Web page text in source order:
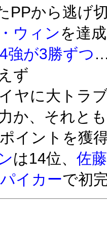
PPから逃げ
ウィンを達成
4強が3勝ずつ
ず
ヤに大トラ
か、それと
イントを獲
は14位、 佐
イカーで初